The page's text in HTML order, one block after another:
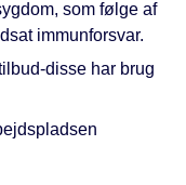
som følge af
immunforsvar.
disse har brug